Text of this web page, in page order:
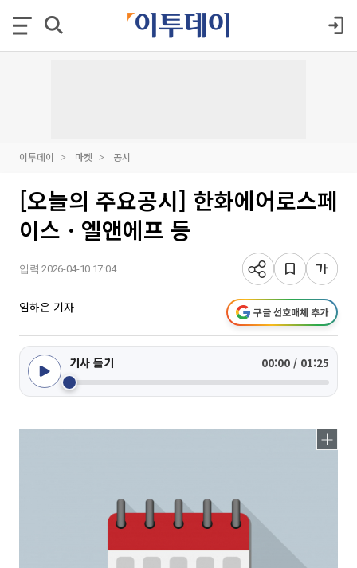
이투데이 마켓 공시
[오늘의 주요공시] 한화에어로스페
이스ㆍ엘앤에프 등
입력 2026-04-10 17:04
임하은 기자 구글 선호매체 추가
기사 듣기 00:00 / 01:25